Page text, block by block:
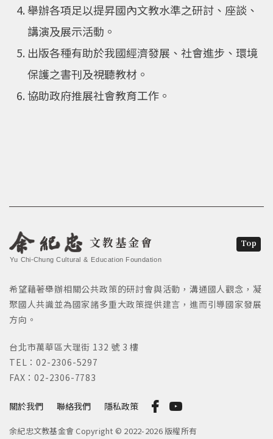
舉辦各項足以提昇國內文教水準之研討、座談、
講演及展示活動。
出版各種有助於我國經濟發展、社會進步、環境
保護之書刊及視聽教材。
協助政府推展社會教育工作。
文教基金會
Yu Chi-Chung Cultural & Education Foundation
關於我們 聯絡我們 隱私政策
希望藉著舉辦相關公共政策的研討會與活動，溝通國人觀念，凝
聚國人共識並為國家諸多重大政策提供建言，進而引導國家發展
方向。
台北市萬華區大理街 132 號 3 樓
TEL：02-2306-5297
FAX：02-2306-7783
余紀忠文教基金會 Copyright © 2022-2026 版權所有
Top